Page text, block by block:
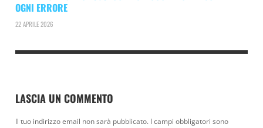
OGNI ERRORE
22 APRILE 2026
LASCIA UN COMMENTO
Il tuo indirizzo email non sarà pubblicato. I campi obbligatori sono